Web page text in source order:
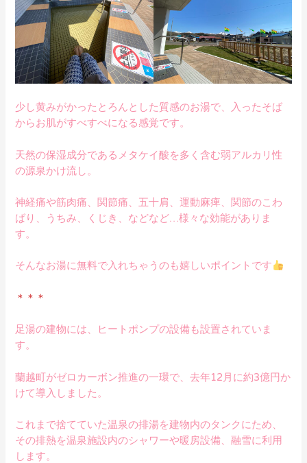
少し黄みがかったとろんとした質感のお湯で、入ったそば
からお肌がすべすべになる感覚です。
天然の保湿成分であるメタケイ酸を多く含む弱アルカリ性
の源泉かけ流し。
神経痛や筋肉痛、関節痛、五十肩、運動麻痺、関節のこわ
ばり、うちみ、くじき、などなど…様々な効能がありま
す。
そんなお湯に無料で入れちゃうのも嬉しいポイントです
＊＊＊
足湯の建物には、ヒートポンプの設備も設置されていま
す。
蘭越町がゼロカーボン推進の一環で、去年12月に約3億円か
けて導入しました。
これまで捨てていた温泉の排湯を建物内のタンクにため、
その排熱を温泉施設内のシャワーや暖房設備、融雪に利用
します。